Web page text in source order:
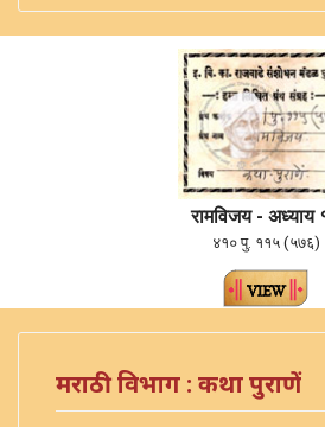
रामविजय - अध्याय
४१० पु. ११५ (५७६)
मराठी विभाग : कथा पुराणें